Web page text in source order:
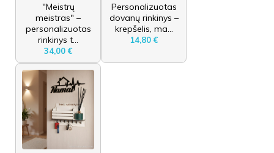
"Meistrų
meistras" –
personalizuotas
rinkinys t...
34,00 €
Personalizuotas
dovanų rinkinys –
krepšelis, ma...
14,80 €